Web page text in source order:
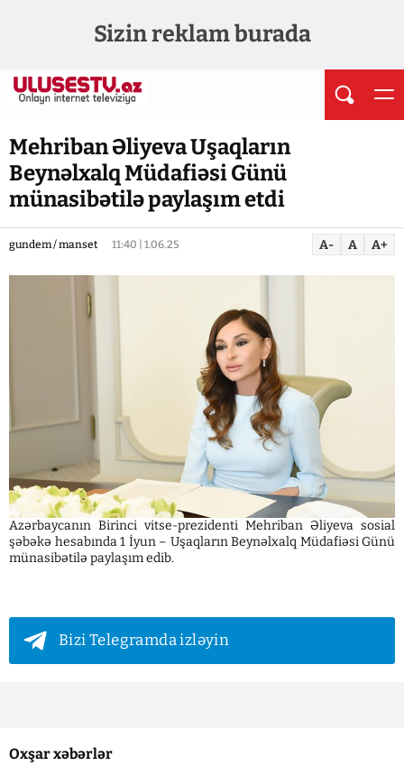
Sizin reklam burada
Mehriban Əliyeva Uşaqların
Beynəlxalq Müdafiəsi Günü
münasibətilə paylaşım etdi
gundem / manset 11:40 | 1.06.25 A- A A+
Azərbaycanın Birinci vitse-prezidenti Mehriban Əliyeva sosial
şəbəkə hesabında 1 İyun – Uşaqların Beynəlxalq Müdafiəsi Günü
münasibətilə paylaşım edib.
Bizi Telegramda izləyin
Oxşar xəbərlər